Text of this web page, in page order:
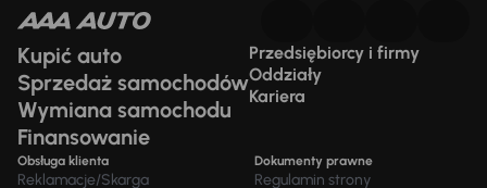
Kupić auto
Sprzedaż samochodów
Wymiana samochodu
Finansowanie
Przedsiębiorcy i firmy
Oddziały
Kariera
Obsługa klienta
Reklamacje/Skarga
Dokumenty prawne
Regulamin strony